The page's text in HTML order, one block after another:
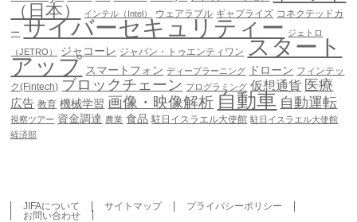
（日本）
インテル（Intel） ウェアラブル ギャプライズ コネクテッドカ
ー サイバーセキュリティー ジェトロ
（JETRO）
ジャコーレ ジャパン・トゥエンティワン スタート
アップ スマートフォン ディープラーニング ドローン フィンテッ
ク(Fintech) ブロックチェーン プログラミング 仮想通貨 医療
広告 教育 機械学習 画像・映像解析 自動車 自動運転
視察ツアー 資金調達 農業 食品 駐日イスラエル大使館 駐日イスラエル大使館
経済部
JIFAについて サイトマップ
プライバシーポリシー
お問い合わせ